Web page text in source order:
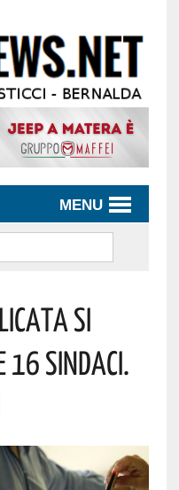
MENU
Si
16 Sindaci.